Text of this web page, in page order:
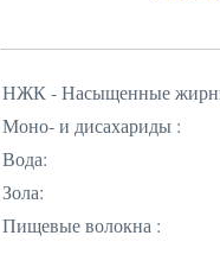
НЖК - Насыщенные
Моно- и дисахариды :
Вода:
Зола:
Пищевые волокна :